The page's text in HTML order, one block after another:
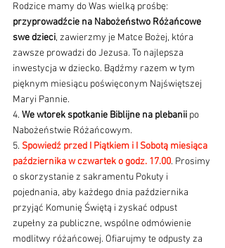
Rodzice mamy do Was wielką prośbę:
przyprowadźcie na Nabożeństwo Różańcowe
swe dzieci, zawierzmy je Matce Bożej, która
zawsze prowadzi do Jezusa. To najlepsza
inwestycja w dziecko. Bądźmy razem w tym
pięknym miesiącu poświęconym Najświętszej
Maryi Pannie.
4. We wtorek spotkanie Biblijne na plebanii po
Nabożeństwie Różańcowym.
5. Spowiedź przed I Piątkiem i I Sobotą miesiąca
października w czwartek o godz. 17.00. Prosimy
o skorzystanie z sakramentu Pokuty i
pojednania, aby każdego dnia października
przyjąć Komunię Świętą i zyskać odpust
zupełny za publiczne, wspólne odmówienie
modlitwy różańcowej. Ofiarujmy te odpusty za